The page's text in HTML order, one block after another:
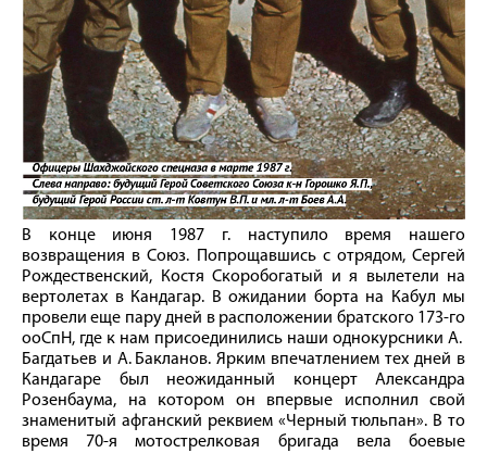
В конце июня 1987 г. наступило время нашего
возвращения в Союз. Попрощавшись с отрядом, Сергей
Рождественский, Костя Скоробогатый и я вылетели на
вертолетах в Кандагар. В ожидании борта на Кабул мы
провели еще пару дней в расположении братского 173‑го
ооСпН, где к нам присоединились наши однокурсники А.
Багдатьев и А. Бакланов. Ярким впечатлением тех дней в
Кандагаре был неожиданный концерт Александра
Розенбаума, на котором он впервые исполнил свой
знаменитый афганский реквием «Черный тюльпан». В то
время 70‑я мотострелковая бригада вела боевые